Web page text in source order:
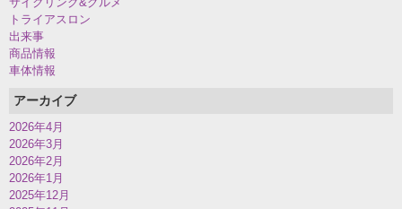
トライアスロン
出来事
商品情報
車体情報
アーカイブ
2026年4月
2026年3月
2026年2月
2026年1月
2025年12月